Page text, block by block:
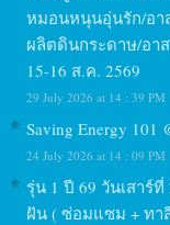
หมอนหนุนอุ่นรัก/อา
ผลิตดินกระดาษ/อา
15-16 ส.ค. 2569
29 July 2026 at 14 : 39 PM
Saving Energy 101
24 July 2026 at 14 : 09 PM
รุ่น 1 ปี 69 วันเสาร์
ฝัน ( ซ่อมแซม + ทา